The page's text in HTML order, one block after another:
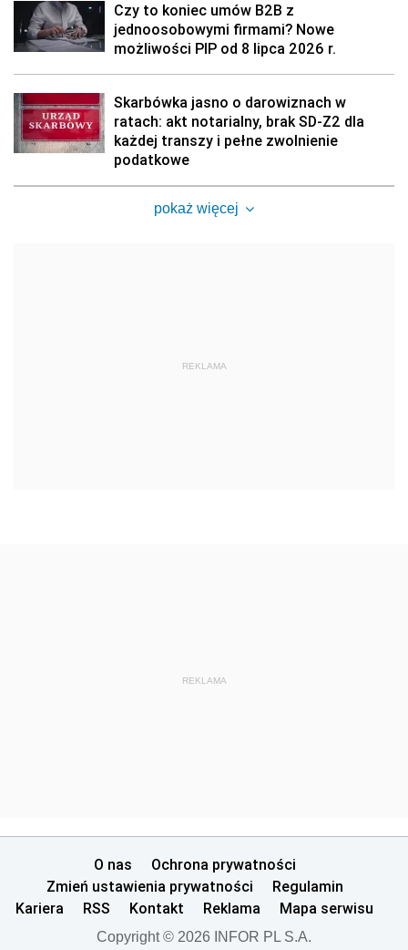
Czy to koniec umów B2B z
jednoosobowymi firmami? Nowe
możliwości PIP od 8 lipca 2026 r.
Skarbówka jasno o darowiznach w
ratach: akt notarialny, brak SD-Z2 dla
każdej transzy i pełne zwolnienie
podatkowe
pokaż więcej
REKLAMA
REKLAMA
O nas
Ochrona prywatności
Zmień ustawienia prywatności
Regulamin
Kariera
RSS Kontakt Reklama Mapa serwisu
Copyright © 2026 INFOR PL S.A.